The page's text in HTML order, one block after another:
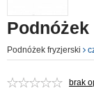
Podnóżek
Podnóżek fryzjerski
brak